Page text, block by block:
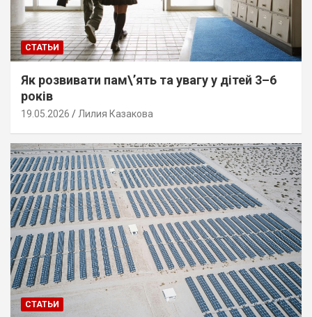
СТАТЬИ
Як розвивати пам\’ять та увагу у дітей 3–6
років
19.05.2026 Лилия Казакова
СТАТЬИ